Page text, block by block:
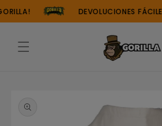
DEVOLUCIONES FÁCILES
directamente
al contenido
información